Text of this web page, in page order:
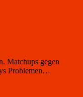
Matchups gegen
Problemen…